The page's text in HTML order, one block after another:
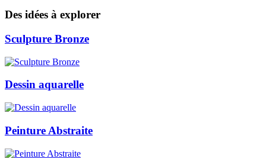
Des idées à explorer
Sculpture Bronze
Dessin aquarelle
Peinture Abstraite